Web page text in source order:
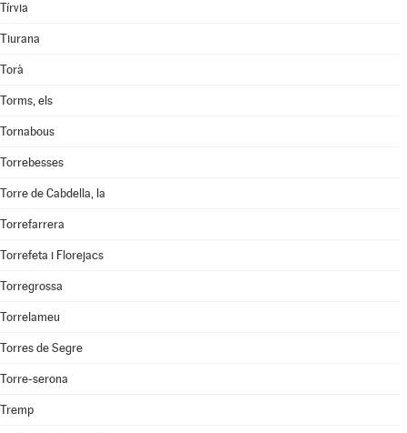
Tírvia
Tiurana
Torà
Torms, els
Tornabous
Torrebesses
Torre de Cabdella, la
Torrefarrera
Torrefeta i Florejacs
Torregrossa
Torrelameu
Torres de Segre
Torre-serona
Tremp